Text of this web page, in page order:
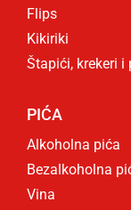
Flips
Kikiriki
Štapići, krekeri i
PIĆA
Alkoholna pića
Bezalkoholna
Vina